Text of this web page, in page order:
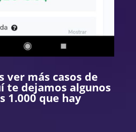
ver más casos de
te dejamos algunos
1.000 que hay